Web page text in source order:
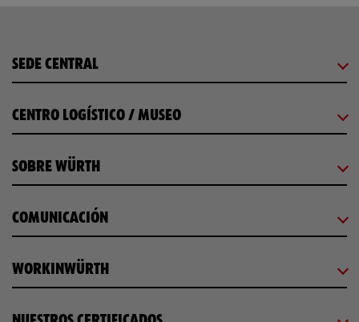
SEDE CENTRAL
CENTRO LOGÍSTICO / MUSEO
SOBRE WÜRTH
COMUNICACIÓN
WORKINWÜRTH